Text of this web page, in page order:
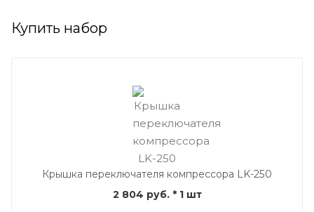
Купить набор
Крышка переключателя компрессора LK-250
2 804 руб.* 1 шт